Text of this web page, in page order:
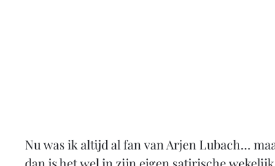
Nu was ik altijd al fan van Arjen Lubach…